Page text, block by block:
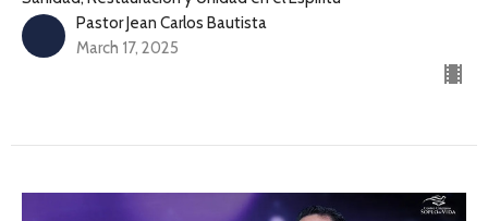
Pastor Jean Carlos Bautista
March 17, 2025